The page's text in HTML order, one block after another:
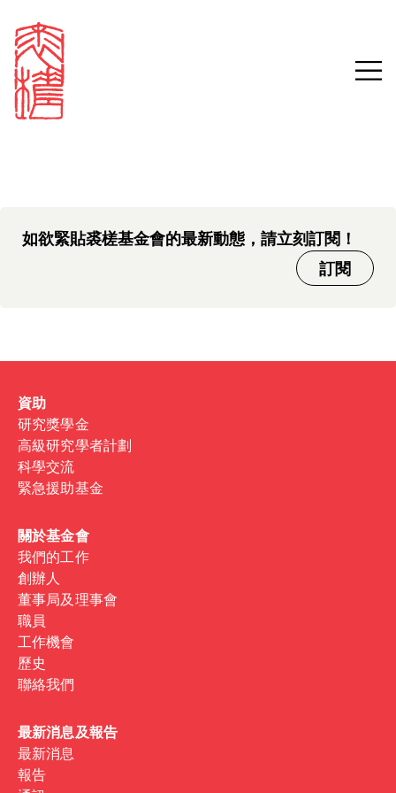
Sign in
Email
Search our stories,
awards, events and
中文版本頁面即將推出，敬請
期待。
如欲緊貼裘槎基金會的最新動態，請立刻訂閱！
訂閱
資助
研究獎學金
高級研究學者計劃
科學交流
緊急援助基金
關於基金會
我們的工作
創辦人
董事局及理事會
職員
工作機會
歷史
聯絡我們
最新消息及報告
最新消息
報告